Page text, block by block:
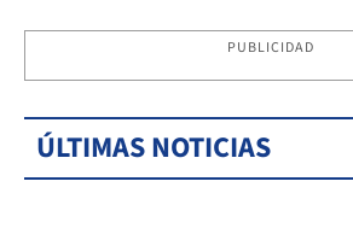
PUBLICIDAD
ÚLTIMAS NOTICIAS